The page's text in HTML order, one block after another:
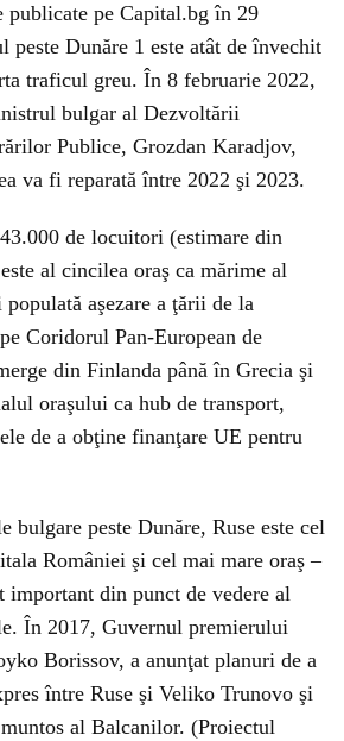
publicate pe Capital.bg în 29
peste Dunăre 1 este atât de învechit
traficul greu. În 8 februarie 2022,
bulgar al Dezvoltării
Publice, Grozdan Karadjov,
va fi reparată între 2022 şi 2023.
de locuitori (estimare din
al cincilea oraş ca mărime al
aşezare a ţării de la
Coridorul Pan-European de
din Finlanda până în Grecia şi
oraşului ca hub de transport,
de a obţine finanţare UE pentru
bulgare peste Dunăre, Ruse este cel
României şi cel mai mare oraş –
important din punct de vedere al
În 2017, Guvernul premierului
Borissov, a anunţat planuri de a
între Ruse şi Veliko Trunovo şi
al Balcanilor. (Proiectul